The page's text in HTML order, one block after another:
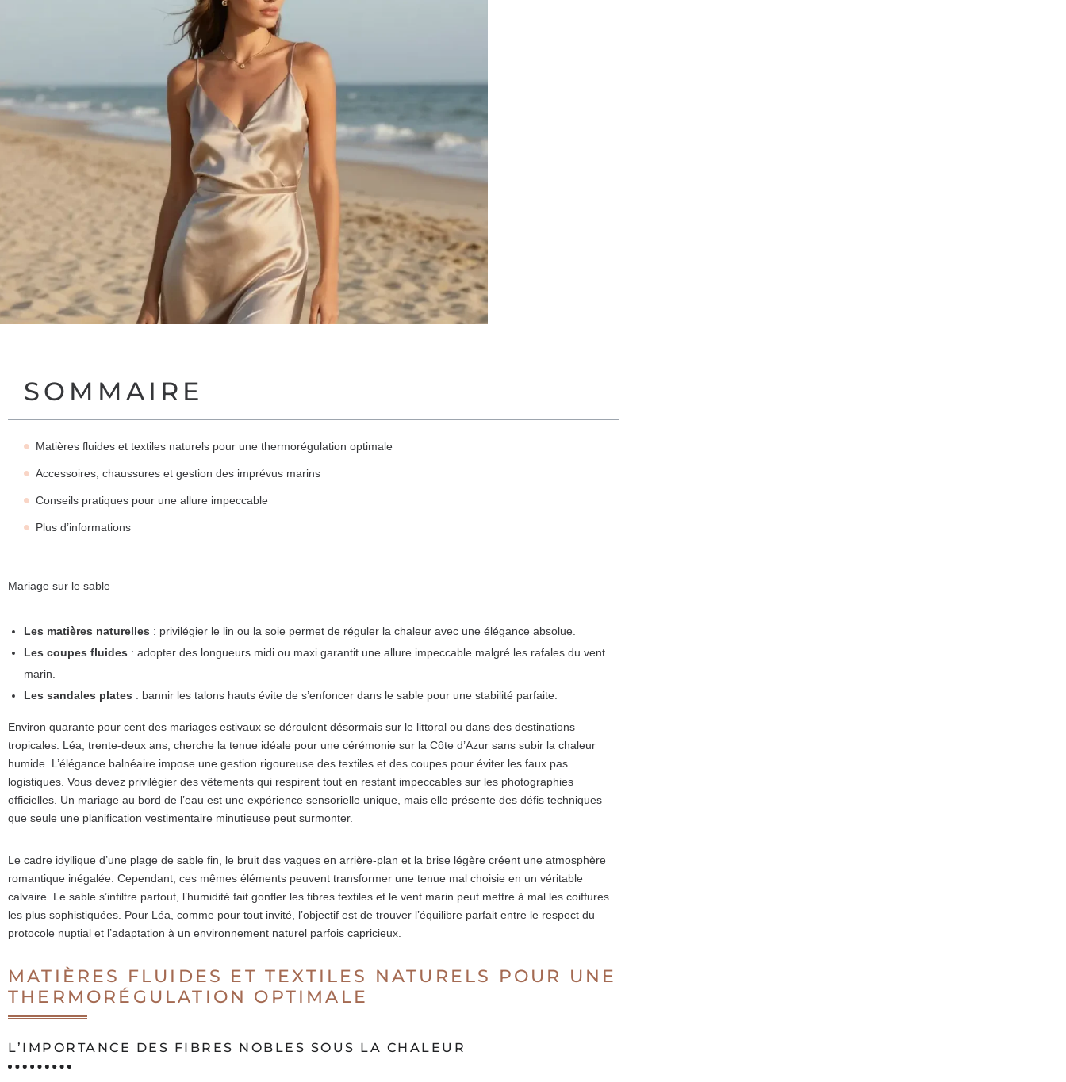
SOMMAIRE
Matières fluides et textiles naturels pour une thermorégulation optimale
Accessoires, chaussures et gestion des imprévus marins
Conseils pratiques pour une allure impeccable
Plus d’informations
Mariage sur le sable
Les matières naturelles : privilégier le lin ou la soie permet de réguler la chaleur avec une élégance absolue.
Les coupes fluides : adopter des longueurs midi ou maxi garantit une allure impeccable malgré les rafales du vent
marin.
Les sandales plates : bannir les talons hauts évite de s’enfoncer dans le sable pour une stabilité parfaite.
Environ quarante pour cent des mariages estivaux se déroulent désormais sur le littoral ou dans des destinations
tropicales. Léa, trente-deux ans, cherche la tenue idéale pour une cérémonie sur la Côte d’Azur sans subir la chaleur
humide. L’élégance balnéaire impose une gestion rigoureuse des textiles et des coupes pour éviter les faux pas
logistiques. Vous devez privilégier des vêtements qui respirent tout en restant impeccables sur les photographies
officielles. Un mariage au bord de l’eau est une expérience sensorielle unique, mais elle présente des défis techniques
que seule une planification vestimentaire minutieuse peut surmonter.
Le cadre idyllique d’une plage de sable fin, le bruit des vagues en arrière-plan et la brise légère créent une atmosphère
romantique inégalée. Cependant, ces mêmes éléments peuvent transformer une tenue mal choisie en un véritable
calvaire. Le sable s’infiltre partout, l’humidité fait gonfler les fibres textiles et le vent marin peut mettre à mal les coiffures
les plus sophistiquées. Pour Léa, comme pour tout invité, l’objectif est de trouver l’équilibre parfait entre le respect du
protocole nuptial et l’adaptation à un environnement naturel parfois capricieux.
MATIÈRES FLUIDES ET TEXTILES NATURELS POUR UNE
THERMORÉGULATION OPTIMALE
L’IMPORTANCE DES FIBRES NOBLES SOUS LA CHALEUR